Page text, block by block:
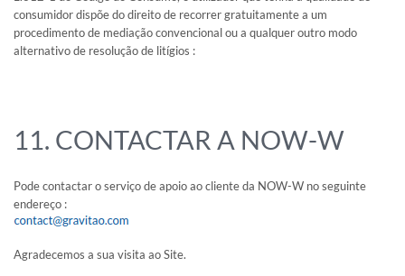
consumidor dispõe do direito de recorrer gratuitamente a um
procedimento de mediação convencional ou a qualquer outro modo
alternativo de resolução de litígios :
11. CONTACTAR A NOW-W
Pode contactar o serviço de apoio ao cliente da NOW-W no seguinte
endereço :
Agradecemos a sua visita ao Site.